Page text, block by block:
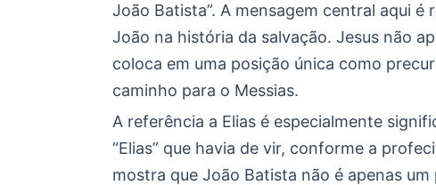
João Batista”. A mensagem central aqui
João na história da salvação. Jesus não
coloca em uma posição única como
caminho para o Messias.
A referência a Elias é especialmente
“Elias” que havia de vir, conforme a
mostra que João Batista não é apenas